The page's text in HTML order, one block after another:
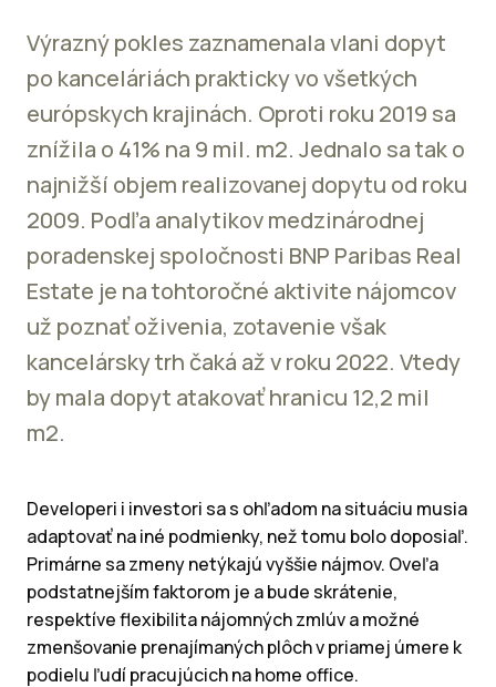
Výrazný pokles zaznamenala vlani dopyt
po kanceláriách prakticky vo všetkých
európskych krajinách. Oproti roku 2019 sa
znížila o 41% na 9 mil. m2. Jednalo sa tak o
najnižší objem realizovanej dopytu od roku
2009. Podľa analytikov medzinárodnej
poradenskej spoločnosti BNP Paribas Real
Estate je na tohtoročné aktivite nájomcov
už poznať oživenia, zotavenie však
kancelársky trh čaká až v roku 2022. Vtedy
by mala dopyt atakovať hranicu 12,2 mil
m2.
Developeri i investori sa s ohľadom na situáciu musia
adaptovať na iné podmienky, než tomu bolo doposiaľ.
Primárne sa zmeny netýkajú vyššie nájmov. Oveľa
podstatnejším faktorom je a bude skrátenie,
respektíve flexibilita nájomných zmlúv a možné
zmenšovanie prenajímaných plôch v priamej úmere k
podielu ľudí pracujúcich na home office.